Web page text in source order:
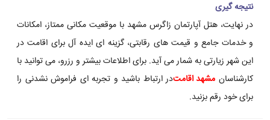
نتیجه گیری
در نهایت، هتل آپارتمان زاگرس مشهد با موقعیت مکانی ممتاز، امکانات
و خدمات جامع و قیمت های رقابتی، گزینه ای ایده آل برای اقامت در
این شهر زیارتی به شمار می آید. برای اطلاعات بیشتر و رزرو، می توانید با
کارشناسان مشهد اقامتدر ارتباط باشید و تجربه ای فراموش نشدنی را
برای خود رقم بزنید.